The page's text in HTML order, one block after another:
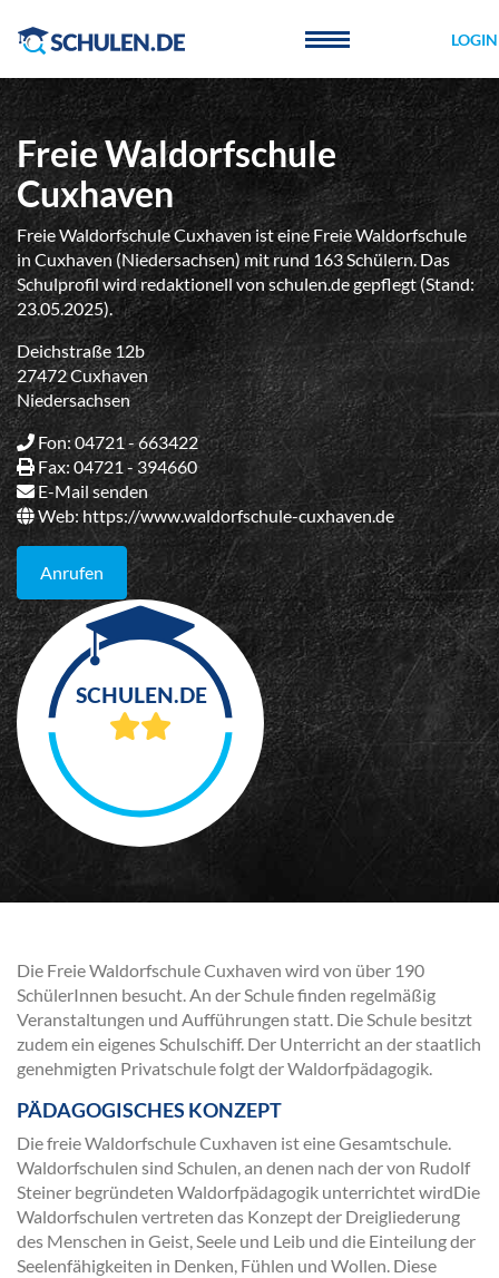
LOGIN
Freie Waldorfschule
Cuxhaven
Freie Waldorfschule Cuxhaven ist eine Freie Waldorfschule
in Cuxhaven (Niedersachsen) mit rund 163 Schülern. Das
Schulprofil wird redaktionell von schulen.de gepflegt (Stand:
23.05.2025).
Deichstraße 12b
27472 Cuxhaven
Niedersachsen
Fon: 04721 - 663422
Fax: 04721 - 394660
E-Mail senden
Web:https://www.waldorfschule-cuxhaven.de
Anrufen
Die Freie Waldorfschule Cuxhaven wird von über 190
SchülerInnen besucht. An der Schule finden regelmäßig
Veranstaltungen und Aufführungen statt. Die Schule besitzt
zudem ein eigenes Schulschiff. Der Unterricht an der staatlich
genehmigten Privatschule folgt der Waldorfpädagogik.
PÄDAGOGISCHES KONZEPT
Die freie Waldorfschule Cuxhaven ist eine Gesamtschule.
Waldorfschulen sind Schulen, an denen nach der von Rudolf
Steiner begründeten Waldorfpädagogik unterrichtet wirdDie
Waldorfschulen vertreten das Konzept der Dreigliederung
des Menschen in Geist, Seele und Leib und die Einteilung der
Seelenfähigkeiten in Denken, Fühlen und Wollen. Diese